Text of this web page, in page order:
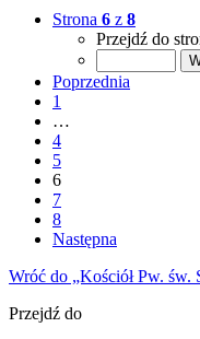
Strona 6 z 8
Przejdź do
Poprzednia
1
…
4
5
6
7
8
Następna
Wróć do „Kościół Pw. św.
Przejdź do